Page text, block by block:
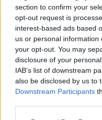
section to confirm your
opt-out request is
interest-based ads based
us or personal
your opt-out. You may
disclosure of your
IAB’s list of downstream
also be disclosed by us to
Downstream Participants
settimana, per l'hashtag
il 6 gennaio scorso sulla
Autismo Toscanaper
ipotesi di istituzionalizzazione.
In pochi giorni, infatti, molte
mostrandosi virtualmente
Casa di Ventignanoe in
grave. In questi giorni,
visualizzazioni; 34398